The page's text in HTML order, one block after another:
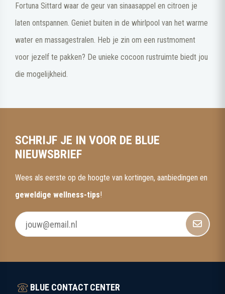
Fortuna Sittard waar de geur van sinaasappel en citroen je
laten ontspannen. Geniet buiten in de whirlpool van het warme
water en massagestralen. Heb je zin om een rustmoment
voor jezelf te pakken? De unieke cocoon rustruimte biedt jou
die mogelijkheid.
SCHRIJF JE IN VOOR DE BLUE
NIEUWSBRIEF
Wees als eerste op de hoogte van kortingen, aanbiedingen en
geweldige wellness-tips!
BLUE CONTACT CENTER